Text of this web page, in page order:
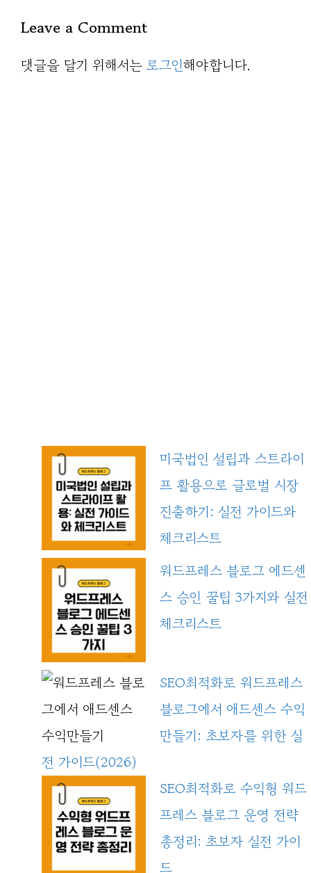
Leave a Comment
댓글을 달기 위해서는 로그인해야합니다.
미국법인 설립과 스트라이
프 활용으로 글로벌 시장
진출하기: 실전 가이드와
체크리스트
워드프레스 블로그 에드센
스 승인 꿀팁 3가지와 실전
체크리스트
SEO최적화로 워드프레스
블로그에서 애드센스 수익
만들기: 초보자를 위한 실
전 가이드(2026)
SEO최적화로 수익형 워드
프레스 블로그 운영 전략
총정리: 초보자 실전 가이
드